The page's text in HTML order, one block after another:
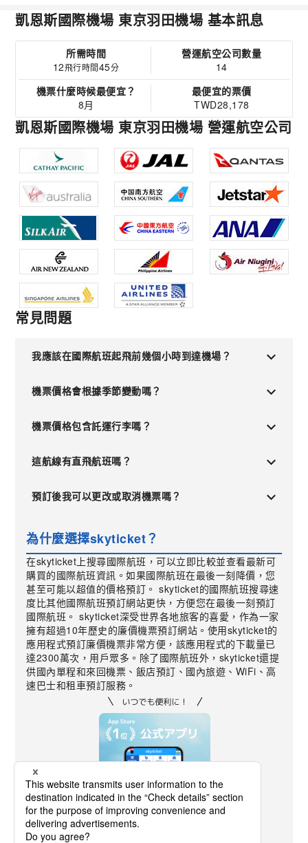
凱恩斯國際機場 東京羽田機場 基本訊息
所需時間
12飛行時間45分
營運航空公司數量
14
機票什麼時候最便宜？
8月
最便宜的票價
TWD28,178
凱恩斯國際機場 東京羽田機場 營運航空公司
常見問題
我應該在國際航班起飛前幾個小時到達機場？
機票價格會根據季節變動嗎？
機票價格包含託運行李嗎？
這航線有直飛航班嗎？
預訂後我可以更改或取消機票嗎？
為什麼選擇skyticket？
在skyticket上搜尋國際航班，可以立即比較並查看最新可
購買的國際航班資訊。如果國際航班在最後一刻降價，您
甚至可能以超值的價格預訂。 skyticket的國際航班搜尋速
度比其他國際航班預訂網站更快，方便您在最後一刻預訂
國際航班。 skyticket深受世界各地旅客的喜愛，作為一家
擁有超過10年歷史的廉價機票預訂網站。使用skyticket的
應用程式預訂廉價機票非常方便，該應用程式的下載量已
達2300萬次，用戶眾多。除了國際航班外，skyticket還提
供國內單程和來回機票、飯店預訂、國內旅遊、WiFi、高
速巴士和租車預訂服務。